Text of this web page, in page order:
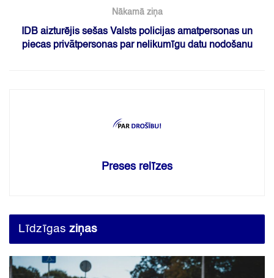
Nākamā ziņa
IDB aizturējis sešas Valsts policijas amatpersonas un
piecas privātpersonas par nelikumīgu datu nodošanu
Preses relīzes
Līdzīgas ziņas